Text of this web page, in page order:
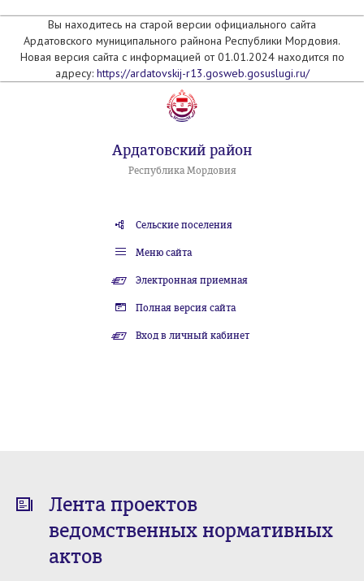
Вы находитесь на старой версии официального сайта
Ардатовского муниципального райнона Республики Мордовия.
Новая версия сайта с информацией от 01.01.2024 находится по
адресу: https://ardatovskij-r13.gosweb.gosuslugi.ru/
Ардатовский район
Республика Мордовия
Сельские поселения
Меню сайта
Электронная приемная
Полная версия сайта
Вход в личный кабинет
Лента проектов
ведомственных нормативных
актов